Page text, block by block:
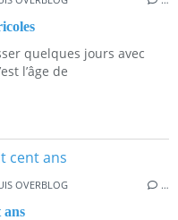
quelques jours avec
l’âge de
OVERBLOG …
ans